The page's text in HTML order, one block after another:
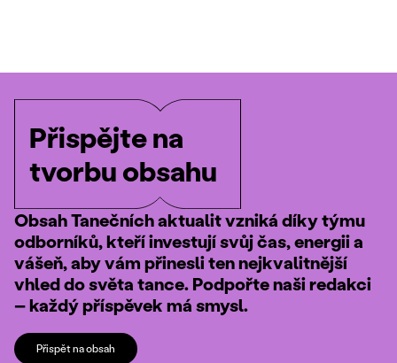
Přispějte na
tvorbu obsahu
Obsah Tanečních aktualit vzniká díky týmu
odborníků, kteří investují svůj čas, energii a
vášeň, aby vám přinesli ten nejkvalitnější
vhled do světa tance. Podpořte naši redakci
– každý příspěvek má smysl.
Přispět na obsah